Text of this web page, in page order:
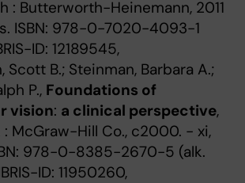
: Butterworth-Heinemann, 2011
ISBN: 978-0-7020-4093-1
ID: 12189545,
Scott B.; Steinman, Barbara A.;
P., Foundations of
vision: a clinical perspective,
: McGraw-Hill Co., c2000. - xi,
978-0-8385-2670-5 (alk.
ID: 11950260,